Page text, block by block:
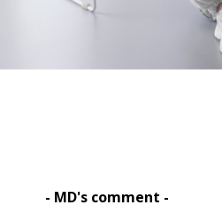
- MD's comment -